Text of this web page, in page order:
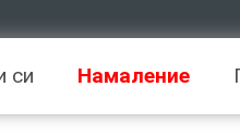
си Намаление